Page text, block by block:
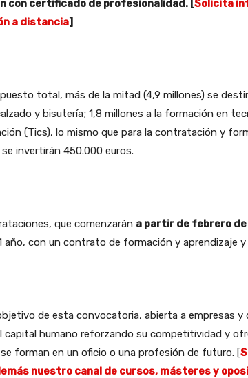
con certificado de profesionalidad. [Solicita
a distancia]
total, más de la mitad (4,9 millones) se
y bisutería; 1,8 millones a la formación en
(Tics), lo mismo que para la contratación y
invertirán 450.000 euros.
que comenzarán a partir de febrero de
año, con un contrato de formación y aprendizaje
de esta convocatoria, abierta a empresas
capital humano reforzando su competitividad y
forman en un oficio o una profesión de futuro. [
nuestro canal de cursos, másteres y